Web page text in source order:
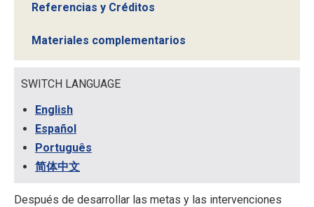
Referencias y Créditos
Materiales complementarios
SWITCH LANGUAGE
English
Español
Português
简体中文
Después de desarrollar las metas y las intervenciones